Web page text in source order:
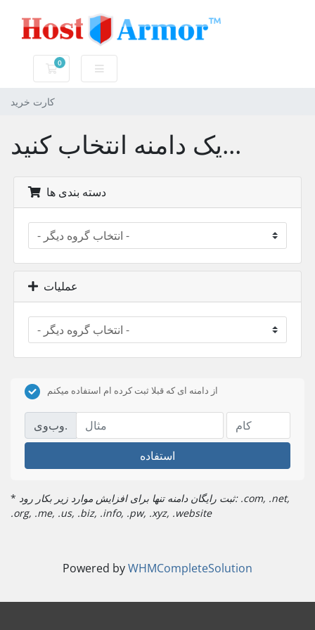
0
کارت خرید
کارت خرید
یک دامنه انتخاب کنید...
دسته بندی ها
عملیات
از دامنه ای که قبلا ثبت کرده ام استفاده میکنم
وب‌وی.
استفاده
* ثبت رایگان دامنه تنها برای افزایش موارد زیر بکار رود: .com, .net,
.org, .me, .us, .biz, .info, .pw, .xyz, .website
Powered byWHMCompleteSolution